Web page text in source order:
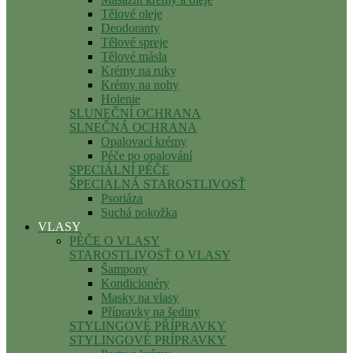
Tělové oleje
Deodoranty
Tělové spreje
Tělové másla
Krémy na ruky
Krémy na nohy
Holenie
SLUNEČNÍ OCHRANA
SLNEČNÁ OCHRANA
Opalovací krémy
Péče po opalování
SPECIÁLNÍ PÉČE
ŠPECIALNÁ STAROSTLIVOSŤ
Psoriáza
Suchá pokožka
VLASY
PÉČE O VLASY
STAROSTLIVOSŤ O VLASY
Šampony
Kondicionéry
Masky na vlasy
Přípravky na šediny
STYLINGOVÉ PŘÍPRAVKY
STYLINGOVÉ PRÍPRAVKY